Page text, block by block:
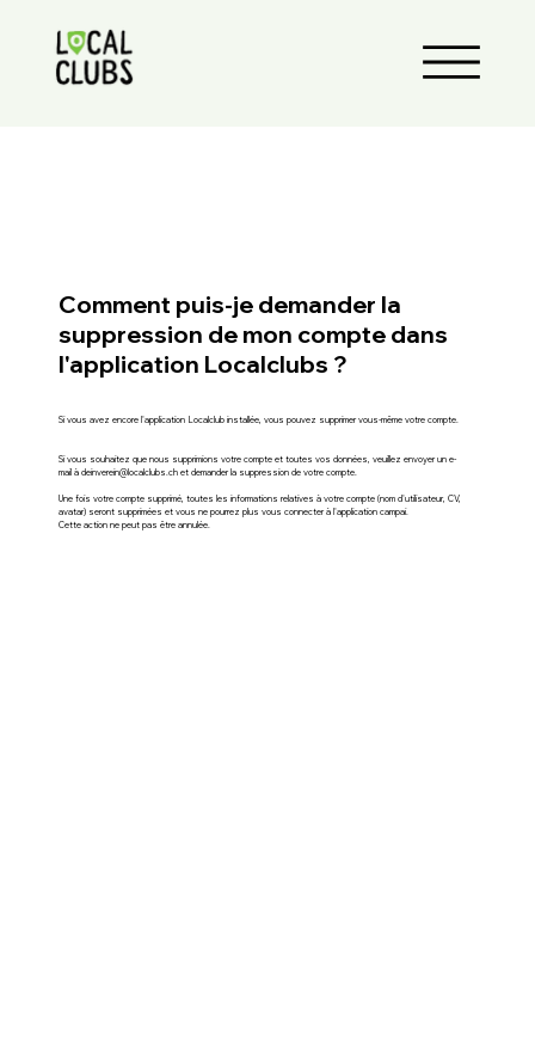
Comment puis-je demander la
suppression de mon compte dans
l'application Localclubs ?
Si vous avez encore l'application Localclub installée, vous pouvez supprimer vous-même votre compte.
Si vous souhaitez que nous supprimions votre compte et toutes vos données, veuillez envoyer un e-
mail à deinverein@localclubs.chet demander la suppression de votre compte.
Une fois votre compte supprimé, toutes les informations relatives à votre compte (nom d'utilisateur, CV,
avatar) seront supprimées et vous ne pourrez plus vous connecter à l'application campai.
Cette action ne peut pas être annulée.